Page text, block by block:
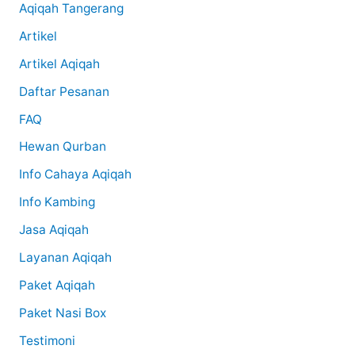
Aqiqah Tangerang
Artikel
Artikel Aqiqah
Daftar Pesanan
FAQ
Hewan Qurban
Info Cahaya Aqiqah
Info Kambing
Jasa Aqiqah
Layanan Aqiqah
Paket Aqiqah
Paket Nasi Box
Testimoni